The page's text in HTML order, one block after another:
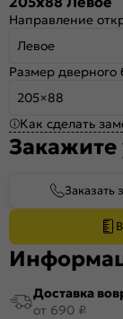
Направление
Левое
Размер
205×88
Как сделать
Закажите
Заказать
Доставка
от 690 ₽